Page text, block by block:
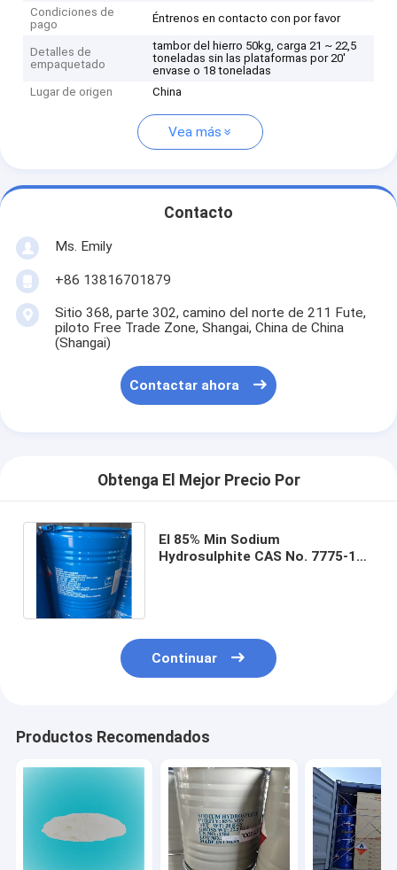
Condiciones de
pago
Éntrenos en contacto con por favor
Detalles de
empaquetado
tambor del hierro 50kg, carga 21 ~ 22,5
toneladas sin las plataformas por 20'
envase o 18 toneladas
Lugar de origen
China
Vea más
Contacto
Ms. Emily
+86 13816701879
Sitio 368, parte 302, camino del norte de 211 Fute,
piloto Free Trade Zone, Shangai, China de China
(Shangai)
Contactar ahora
Obtenga El Mejor Precio Por
El 85% Min Sodium
Hydrosulphite CAS No. 7775-14-
Continuar
Productos Recomendados